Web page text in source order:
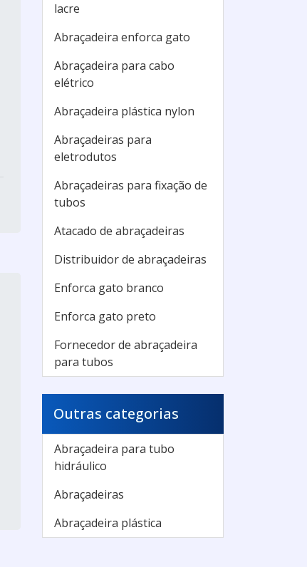
lacre
Abraçadeira enforca gato
Abraçadeira para cabo
elétrico
Abraçadeira plástica nylon
Abraçadeiras para
eletrodutos
Abraçadeiras para fixação de
tubos
Atacado de abraçadeiras
Distribuidor de abraçadeiras
Enforca gato branco
Enforca gato preto
Fornecedor de abraçadeira
para tubos
Outras categorias
Abraçadeira para tubo
hidráulico
Abraçadeiras
Abraçadeira plástica